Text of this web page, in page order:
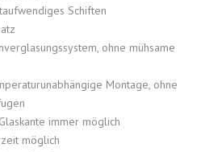
Schiften
ohne mühsame
Montage, ohne
immer möglich
möglich